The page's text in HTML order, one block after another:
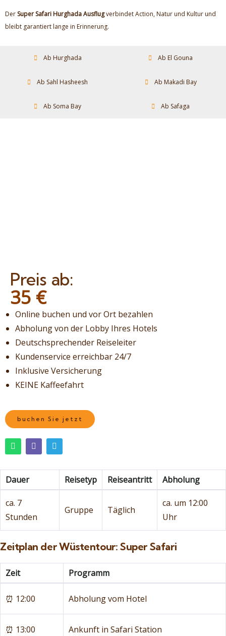
Der Super Safari Hurghada Ausflugverbindet Action, Natur und Kultur und
bleibt garantiert lange in Erinnerung.
Ab Hurghada Ab El Gouna
Ab Sahl Hasheesh Ab Makadi Bay
Ab Soma Bay Ab Safaga
Preis ab:
35 €
Online buchen und vor Ort bezahlen
Abholung von der Lobby Ihres Hotels
Deutschsprechender Reiseleiter
Kundenservice erreichbar 24/7
Inklusive Versicherung
KEINE Kaffeefahrt
buchen Sie jetzt
Dauer Reisetyp Reiseantritt Abholung
ca. 7
Stunden
Gruppe Täglich
ca. um 12:00
Uhr
Zeitplan der Wüstentour: Super Safari
Zeit Programm
⏰ 12:00 Abholung vom Hotel
⏰ 13:00 Ankunft in Safari Station